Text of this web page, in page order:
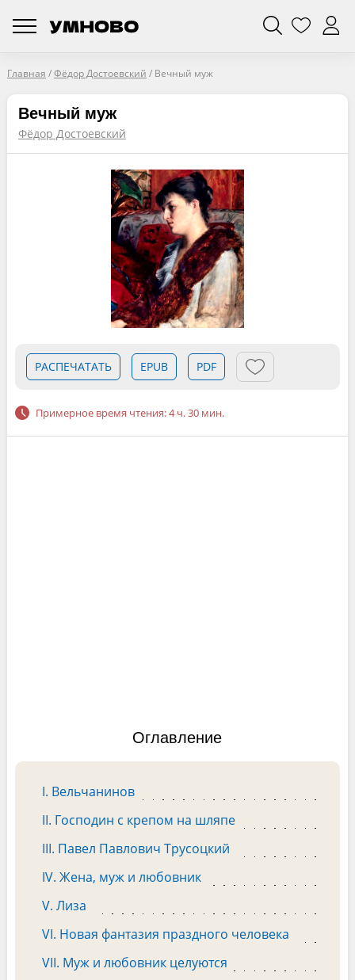
Главная /Фёдор Достоевский / Вечный муж
Вечный муж
Фёдор Достоевский
РАСПЕЧАТАТЬ EPUB PDF
Примерное время чтения: 4 ч. 30 мин.
Оглавление
I. Вельчанинов
II. Господин с крепом на шляпе
III. Павел Павлович Трусоцкий
IV. Жена, муж и любовник
V. Лиза
VI. Новая фантазия праздного человека
VII. Муж и любовник целуются